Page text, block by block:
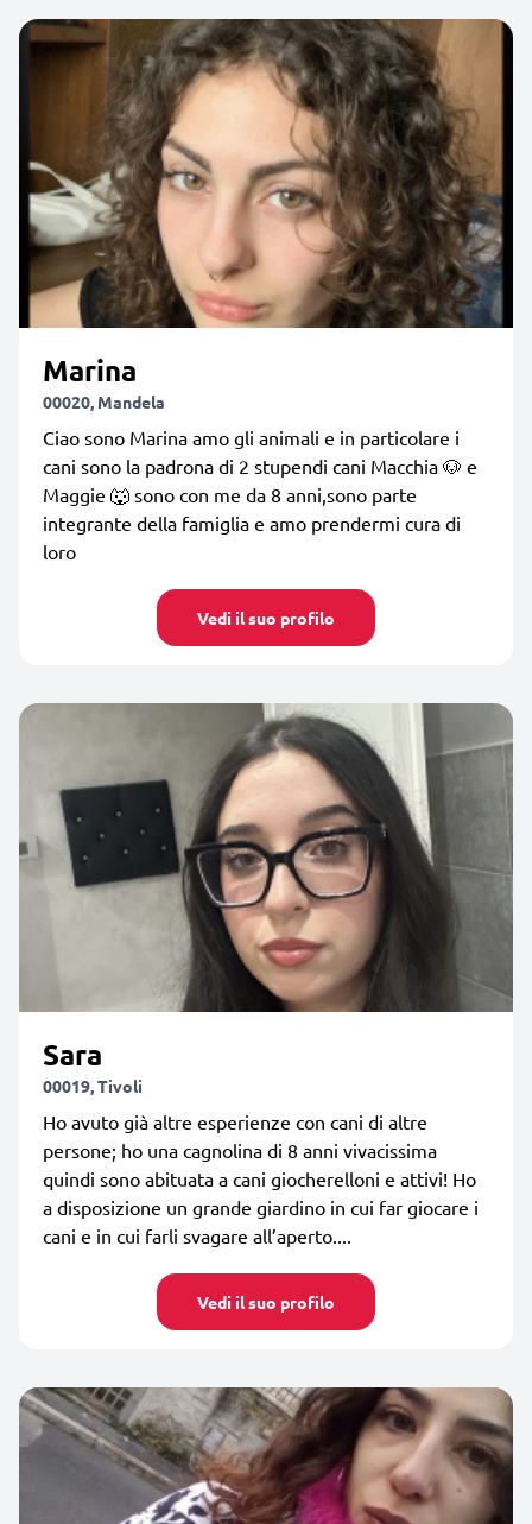
Marina
00020, Mandela
Ciao sono Marina amo gli animali e in particolare i
cani sono la padrona di 2 stupendi cani Macchia 🐶 e
Maggie 🐺 sono con me da 8 anni,sono parte
integrante della famiglia e amo prendermi cura di
loro
Vedi il suo profilo
Sara
00019, Tivoli
Ho avuto già altre esperienze con cani di altre
persone; ho una cagnolina di 8 anni vivacissima
quindi sono abituata a cani giocherelloni e attivi! Ho
a disposizione un grande giardino in cui far giocare i
cani e in cui farli svagare all’aperto....
Vedi il suo profilo